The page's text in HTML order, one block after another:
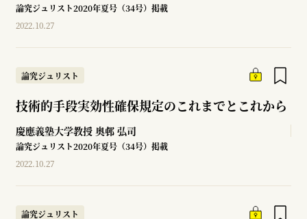
論究ジュリスト2020年夏号（34号）掲載
2022.10.27
論究ジュリスト
技術的手段実効性確保規定のこれまでとこれから
慶應義塾大学教授 奥邨 弘司
論究ジュリスト2020年夏号（34号）掲載
2022.10.27
論究ジュリスト